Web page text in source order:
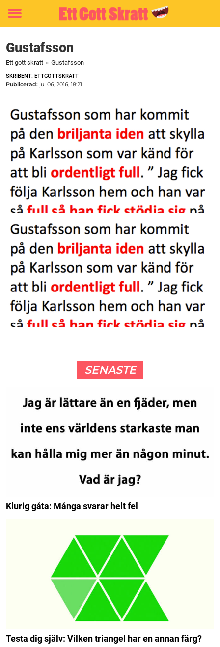
Toggle
Gustafsson
Ett gott skratt » Gustafsson
SKRIBENT: ETTGOTTSKRATT
Publicerad: jul 06, 2016, 18:21
SENASTE
Klurig gåta: Många svarar helt fel
Testa dig själv: Vilken triangel har en annan färg?